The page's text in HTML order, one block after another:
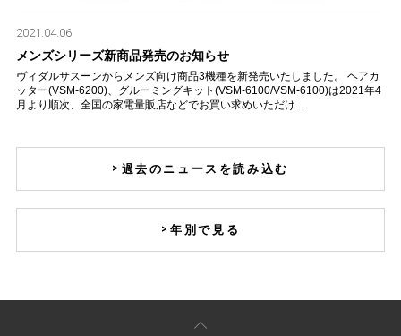
2021.04.06
メンズシリーズ新商品発売のお知らせ
ヴィダルサスーンからメンズ向け商品3機種を新発売いたしました。 ヘアカ
ッター(VSM-6200)、グルーミングキット(VSM-6100/VSM-6100)は2021年4
月より順次、全国の家電量販店などでお買い求めいただけ…
過去のニュースを読み込む
年別で見る